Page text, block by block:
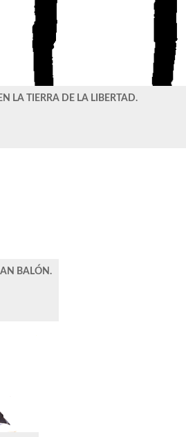
LA TIERRA DE LA LIBERTAD.
BALÓN.